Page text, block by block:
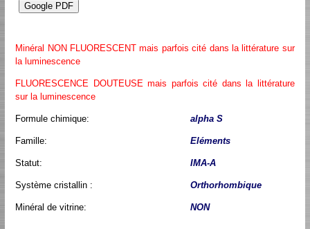
Minéral NON FLUORESCENT mais parfois cité dans la littérature sur
la luminescence
FLUORESCENCE DOUTEUSE mais parfois cité dans la littérature
sur la luminescence
Formule chimique: alpha S
Famille: Eléments
Statut: IMA-A
Système cristallin : Orthorhombique
Minéral de vitrine: NON